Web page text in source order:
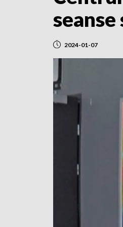
seanse
2024-01-07